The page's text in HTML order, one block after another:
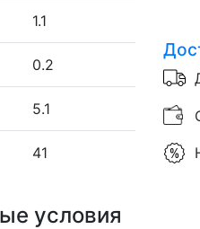
1.1
0.2
5.1
41
условия